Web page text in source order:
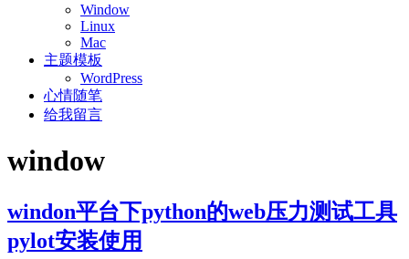
Window
Linux
Mac
主题模板
WordPress
心情随笔
给我留言
window
windon平台下python的web压力测试工具
pylot安装使用